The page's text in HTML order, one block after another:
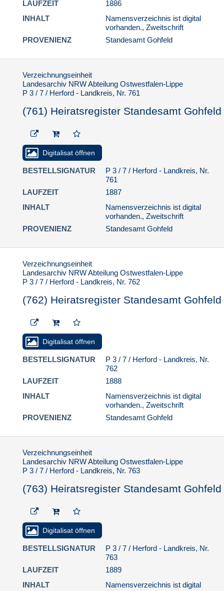
LAUFZEIT
1886
INHALT
Namensverzeichnis ist digital
vorhanden., Zweitschrift
PROVENIENZ
Standesamt Gohfeld
Verzeichnungseinheit
Landesarchiv NRW Abteilung Ostwestfalen-Lippe
P 3 / 7 / Herford - Landkreis, Nr. 761
(761) Heiratsregister Standesamt Gohfeld
Digitalisat öffnen
BESTELLSIGNATUR
P 3 / 7 / Herford - Landkreis, Nr.
761
LAUFZEIT
1887
INHALT
Namensverzeichnis ist digital
vorhanden., Zweitschrift
PROVENIENZ
Standesamt Gohfeld
Verzeichnungseinheit
Landesarchiv NRW Abteilung Ostwestfalen-Lippe
P 3 / 7 / Herford - Landkreis, Nr. 762
(762) Heiratsregister Standesamt Gohfeld
Digitalisat öffnen
BESTELLSIGNATUR
P 3 / 7 / Herford - Landkreis, Nr.
762
LAUFZEIT
1888
INHALT
Namensverzeichnis ist digital
vorhanden., Zweitschrift
PROVENIENZ
Standesamt Gohfeld
Verzeichnungseinheit
Landesarchiv NRW Abteilung Ostwestfalen-Lippe
P 3 / 7 / Herford - Landkreis, Nr. 763
(763) Heiratsregister Standesamt Gohfeld
Digitalisat öffnen
BESTELLSIGNATUR
P 3 / 7 / Herford - Landkreis, Nr.
763
LAUFZEIT
1889
INHALT
Namensverzeichnis ist digital